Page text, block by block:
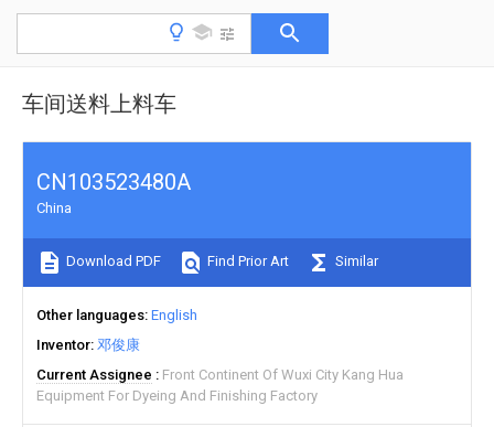
车间送料上料车
CN103523480A
China
Download PDF Find Prior Art Similar
Other languages English
Inventor 邓俊康
Current Assignee
Front Continent Of Wuxi City Kang Hua
Equipment For Dyeing And Finishing Factory